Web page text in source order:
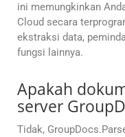
ini memungkinkan
Cloud secara
ekstraksi data,
fungsi lainnya.
Apakah
server
Tidak,